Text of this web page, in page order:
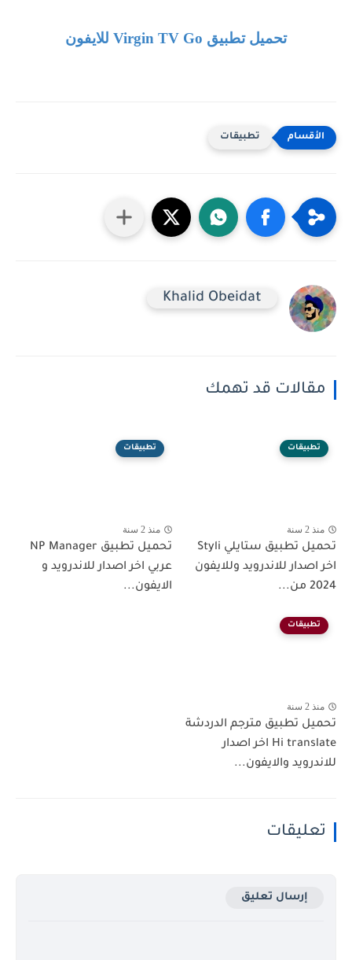
تحميل تطبيق Virgin TV Go للايفون
تطبيقات
Khalid Obeidat
مقالات قد تهمك
تطبيقات
منذ 2 سنة
تحميل تطبيق ستايلي Styli
اخر اصدار للاندرويد وللايفون
2024 من...
تطبيقات
منذ 2 سنة
تحميل تطبيق NP Manager
عربي اخر اصدار للاندرويد و
الايفون...
تطبيقات
منذ 2 سنة
تحميل تطبيق مترجم الدردشة
Hi translate اخر اصدار
للاندرويد والايفون...
تعليقات
إرسال تعليق